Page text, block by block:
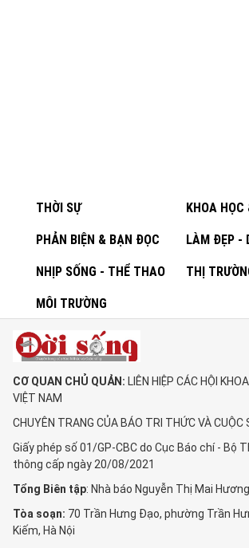
THỜI SỰ KHOA HỌC
PHẢN BIỆN & BẠN ĐỌC LÀM ĐẸP -
NHỊP SỐNG - THỂ THAO THỊ
MÔI TRƯỜNG
CƠ QUAN CHỦ QUẢN: LIÊN HIỆP CÁC HỘI
VIỆT NAM
CHUYÊN TRANG CỦA BÁO TRI THỨC VÀ CUỘC
Giấy phép số 01/GP-CBC do Cục Báo chí - Bộ
thông cấp ngày 20/08/2021
Tổng Biên tập: Nhà báo Nguyễn Thị Mai Hương
Tòa soạn: 70 Trần Hưng Đạo, phường Trần
Kiếm, Hà Nội